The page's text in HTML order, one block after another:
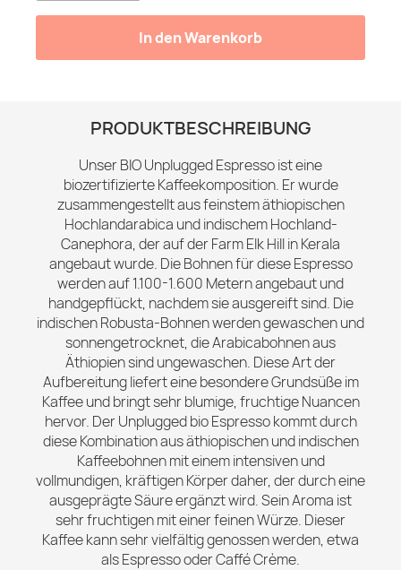
In den Warenkorb
PRODUKTBESCHREIBUNG
Unser BIO Unplugged Espresso ist eine
biozertifizierte Kaffeekomposition. Er wurde
zusammengestellt aus feinstem äthiopischen
Hochlandarabica und indischem Hochland-
Canephora, der auf der Farm Elk Hill in Kerala
angebaut wurde. Die Bohnen für diese Espresso
werden auf 1.100-1.600 Metern angebaut und
handgepflückt, nachdem sie ausgereift sind. Die
indischen Robusta-Bohnen werden gewaschen und
sonnengetrocknet, die Arabicabohnen aus
Äthiopien sind ungewaschen. Diese Art der
Aufbereitung liefert eine besondere Grundsüße im
Kaffee und bringt sehr blumige, fruchtige Nuancen
hervor. Der Unplugged bio Espresso kommt durch
diese Kombination aus äthiopischen und indischen
Kaffeebohnen mit einem intensiven und
vollmundigen, kräftigen Körper daher, der durch eine
ausgeprägte Säure ergänzt wird. Sein Aroma ist
sehr fruchtigen mit einer feinen Würze. Dieser
Kaffee kann sehr vielfältig genossen werden, etwa
als Espresso oder Caffé Crème.